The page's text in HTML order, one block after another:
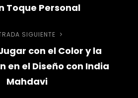
Toque Personal
Entrada
siguiente
SIGUIENTE
con el Color y la
en el Diseño con India
Mahdavi